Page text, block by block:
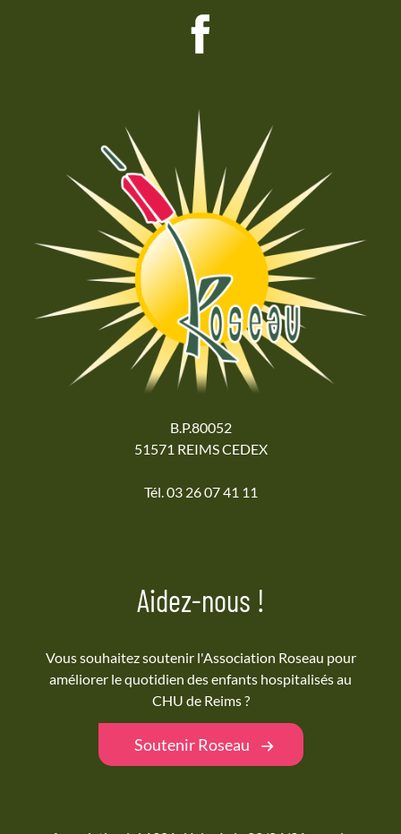
B.P.80052
51571 REIMS CEDEX
Tél. 03 26 07 41 11
Aidez-nous !
Vous souhaitez soutenir l'Association Roseau pour
améliorer le quotidien des enfants hospitalisés au
CHU de Reims ?
Soutenir Roseau